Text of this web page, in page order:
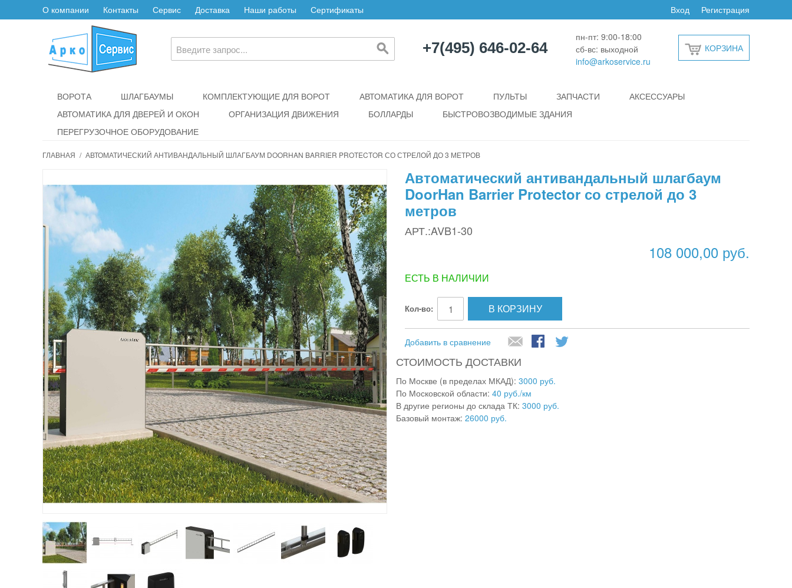
О компании Контакты Сервис Доставка Наши работы Сертификаты Регистрация
Вход
+7(495) 646-02-64
пн-пт: 9:00-18:00
сб-вс: выходной
info@arkoservice.ru
КОРЗИНА
ВОРОТА ШЛАГБАУМЫ КОМПЛЕКТУЮЩИЕ ДЛЯ ВОРОТ АВТОМАТИКА ДЛЯ ВОРОТ ПУЛЬТЫ ЗАПЧАСТИ
АКСЕССУАРЫ
АВТОМАТИКА ДЛЯ ДВЕРЕЙ И ОКОН
ОРГАНИЗАЦИЯ ДВИЖЕНИЯ БОЛЛАРДЫ
БЫСТРОВОЗВОДИМЫЕ ЗДАНИЯ
ПЕРЕГРУЗОЧНОЕ ОБОРУДОВАНИЕ
ГЛАВНАЯ / АВТОМАТИЧЕСКИЙ АНТИВАНДАЛЬНЫЙ ШЛАГБАУМ DOORHAN BARRIER PROTECTOR СО СТРЕЛОЙ ДО 3 МЕТРОВ
Автоматический антивандальный шлагбаум
DoorHan Barrier Protector со стрелой до 3
метров
АРТ.:AVB1-30
108 000,00 руб.
ЕСТЬ В НАЛИЧИИ
Кол-во: В КОРЗИНУ
Добавить в сравнение
СТОИМОСТЬ ДОСТАВКИ
По Москве (в пределах МКАД): 3000 руб.
По Московской области: 40 руб./км
В другие регионы до склада ТК: 3000 руб.
Базовый монтаж: 26000 руб.